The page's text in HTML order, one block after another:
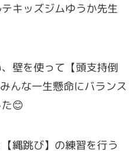
キッズジムゆうか先生
壁を使って【頭支持倒
んな一生懸命にバランス
😊
縄跳び】の練習を行う